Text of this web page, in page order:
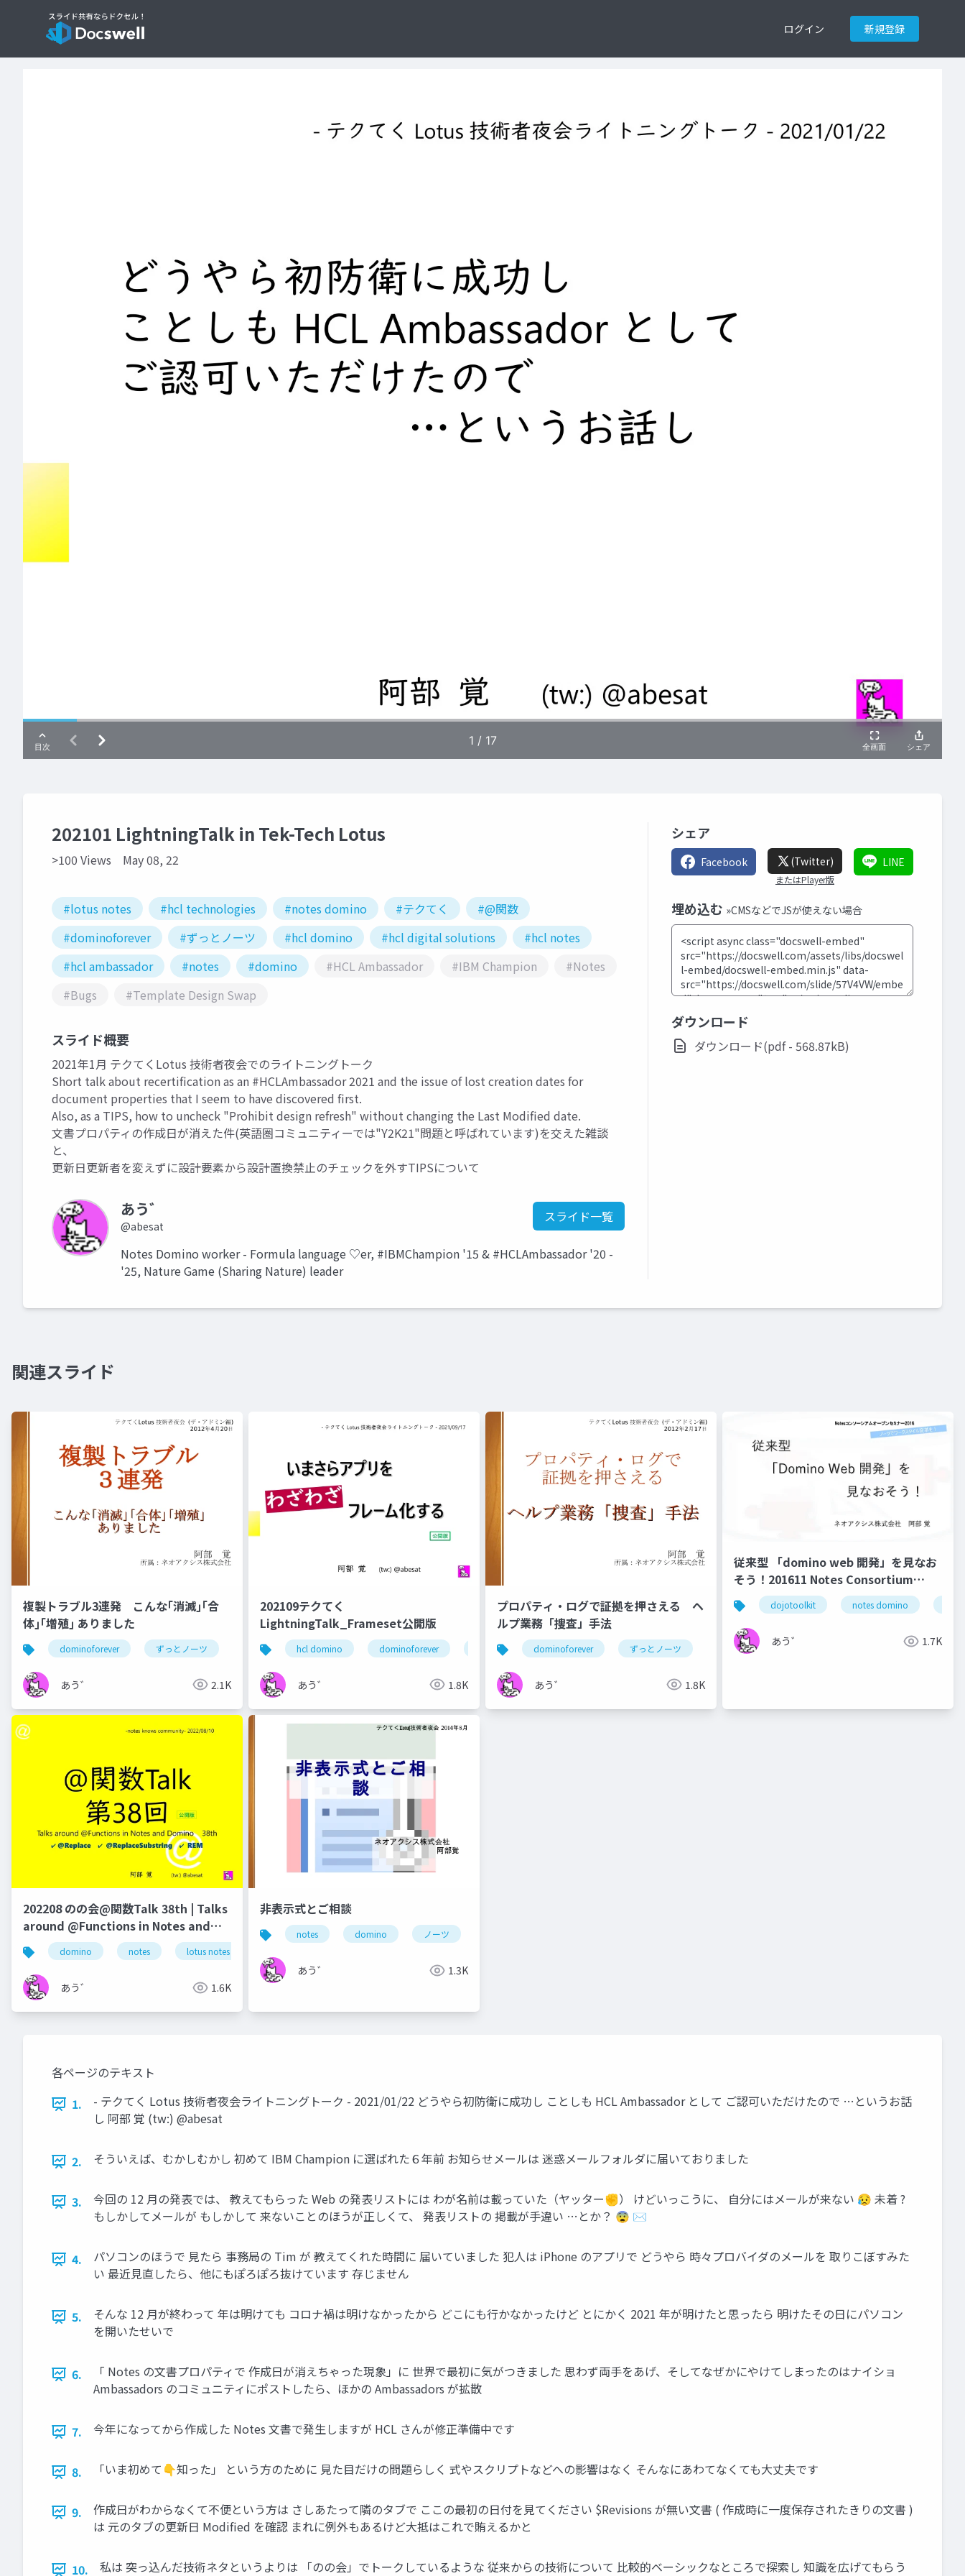
ログイン 新規登録
202101 LightningTalk in Tek-Tech Lotus
>100 Views May 08, 22
#lotus notes #hcl technologies #notes domino #テクてく
#@関数
#dominoforever
#ずっとノーツ #hcl domino #hcl digital solutions
#hcl notes
#hcl ambassador
#notes #domino #HCL Ambassador #IBM Champion
#Notes
#Bugs
#Template Design Swap
スライド概要
2021年1月 テクてくLotus 技術者夜会でのライトニングトーク
Short talk about recertification as an #HCLAmbassador 2021 and the issue of lost creation dates for
document properties that I seem to have discovered first.
Also, as a TIPS, how to uncheck "Prohibit design refresh" without changing the Last Modified date.
文書プロパティの作成日が消えた件(英語圏コミュニティーでは"Y2K21"問題と呼ばれています)を交えた雑談
と、
更新日更新者を変えずに設計要素から設計置換禁止のチェックを外すTIPSについて
あう゛
@abesat
スライド一覧
Notes Domino worker - Formula language ♡er, #IBMChampion '15 & #HCLAmbassador '20 -
'25, Nature Game (Sharing Nature) leader
シェア
Facebook (Twitter)
またはPlayer版
LINE
埋め込む »CMSなどでJSが使えない場合
ダウンロード
ダウンロード(pdf - 568.87kB)
関連スライド
複製トラブル3連発 こんな｢消滅｣｢合
体｣｢増殖｣ ありました
dominoforever ずっとノーツ テクてく @関数 lotus notes notesdomino hcl domino notes replication database
あう゛ 2.1K
202109テクてく
LightningTalk_Frameset公開版
hcl domino dominoforever hcl notes テクてく lotus notes ずっとノーツ hcl digital solutions hcl technologies
あう゛ 1.8K
プロパティ・ログで証拠を押さえる ヘ
ルプ業務「捜査」手法
dominoforever ずっとノーツ テクてく hcl
あう゛ 1.8K
従来型 「domino web 開発」を見なお
そう！201611 Notes Consortium
Open Seminar 公開版
dojotoolkit notes domino
あう゛ 1.7K
202208 のの会@関数Talk 38th | Talks
around @Functions in Notes and
Dominodomino notes lotus notes
あう゛ 1.6K
非表示式とご相談
notes domino ノーツ
あう゛ 1.3K
各ページのテキスト
1.
- テクてく Lotus 技術者夜会ライトニングトーク - 2021/01/22 どうやら初防衛に成功し ことしも HCL Ambassador として ご認可いただけたので …というお話
し 阿部 覚 (tw:) @abesat
2. そういえば、むかしむかし 初めて IBM Champion に選ばれた６年前 お知らせメールは 迷惑メールフォルダに届いておりました
3.
今回の 12 月の発表では、 教えてもらった Web の発表リストには わが名前は載っていた（ヤッター✊） けどいっこうに、 自分にはメールが来ない 😥 未着 ?
もしかしてメールが もしかして 来ないことのほうが正しくて、 発表リストの 掲載が手違い …とか？ 😨 ✉
4.
パソコンのほうで 見たら 事務局の Tim が 教えてくれた時間に 届いていました 犯人は iPhone のアプリで どうやら 時々プロバイダのメールを 取りこぼすみた
い 最近見直したら、他にもぽろぽろ抜けています 存じません
5.
そんな 12 月が終わって 年は明けても コロナ禍は明けなかったから どこにも行かなかったけど とにかく 2021 年が明けたと思ったら 明けたその日にパソコン
を開いたせいで
6.
「 Notes の文書プロパティで 作成日が消えちゃった現象」に 世界で最初に気がつきました 思わず両手をあげ、そしてなぜかにやけてしまったのはナイショ
Ambassadors のコミュニティにポストしたら、ほかの Ambassadors が拡散
7. 今年になってから作成した Notes 文書で発生しますが HCL さんが修正準備中です
8. 「いま初めて👇知った」 という方のために 見た目だけの問題らしく 式やスクリプトなどへの影響はなく そんなにあわてなくても大丈夫です
9.
作成日がわからなくて不便という方は さしあたって隣のタブで ここの最初の日付を見てください $Revisions が無い文書 ( 作成時に一度保存されたきりの文書 )
は 元のタブの更新日 Modified を確認 まれに例外もあるけど大抵はこれで賄えるかと
10.
私は 突っ込んだ技術ネタというよりは 「のの会」でトークしているような 従来からの技術について 比較的ベーシックなところで探索し 知識を広げてもらう